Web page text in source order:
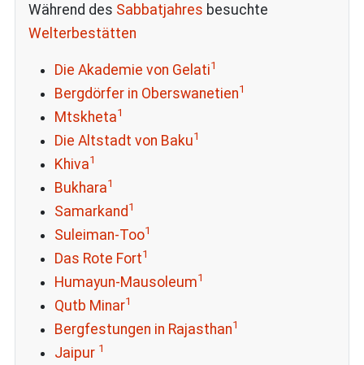
Während des Sabbatjahres besuchte
Welterbestätten
Die Akademie von Gelati1
Bergdörfer in Oberswanetien1
Mtskheta1
Die Altstadt von Baku1
Khiva1
Bukhara1
Samarkand 1
Suleiman-Too1
Das Rote Fort1
Humayun-Mausoleum1
Qutb Minar1
Bergfestungen in Rajasthan1
Jaipur 1